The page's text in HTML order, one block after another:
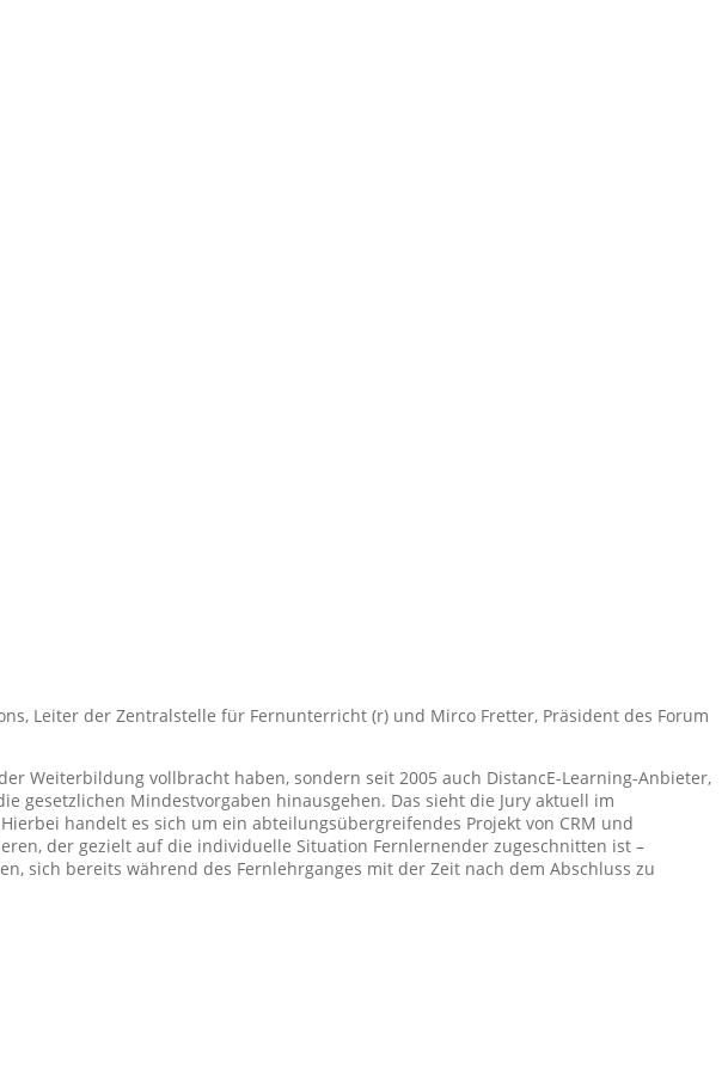
Leiter der Zentralstelle für Fernunterricht (r) und Mirco Fretter, Präsident des Forum
Weiterbildung vollbracht haben, sondern seit 2005 auch DistancE-Learning-Anbieter,
Mindestvorgaben hinausgehen. Das sieht die Jury aktuell im
handelt es sich um ein abteilungsübergreifendes Projekt von CRM und
der gezielt auf die individuelle Situation Fernlernender zugeschnitten ist –
sich bereits während des Fernlehrganges mit der Zeit nach dem Abschluss zu